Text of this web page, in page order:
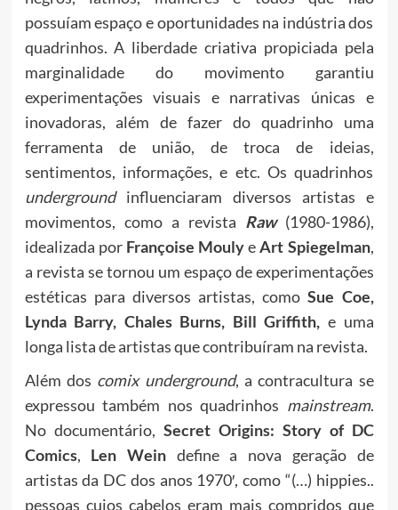
possuíam espaço e oportunidades na indústria dos
quadrinhos. A liberdade criativa propiciada pela
marginalidade do movimento garantiu
experimentações visuais e narrativas únicas e
inovadoras, além de fazer do quadrinho uma
ferramenta de união, de troca de ideias,
sentimentos, informações, e etc. Os quadrinhos
undergroundinfluenciaram diversos artistas e
movimentos, como a revista Raw (1980-1986),
idealizada por Françoise MoulyeArt Spiegelman,
a revista se tornou um espaço de experimentações
estéticas para diversos artistas, comoSue Coe,
Lynda Barry, Chales Burns, Bill Griffith, e uma
longa lista de artistas que contribuíram na revista.
Além dos comix underground, a contracultura se
expressou também nos quadrinhos mainstream.
No documentário, Secret Origins: Story of DC
Comics, Len Weindefine a nova geração de
artistas da DC dos anos 1970′, como “(…) hippies..
pessoas cujos cabelos eram mais compridos que